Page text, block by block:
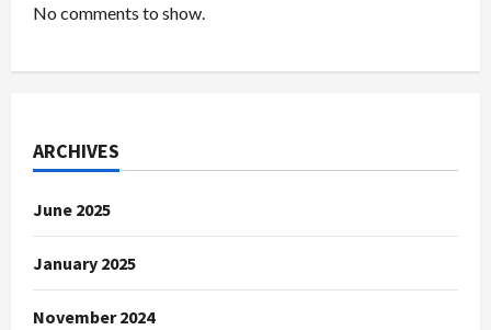
No comments to show.
ARCHIVES
June 2025
January 2025
November 2024